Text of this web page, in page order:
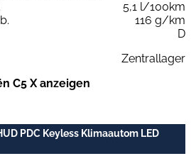
5,1 l/100km
116 g/km
D
Zentrallager
C5 X anzeigen
PDC Keyless Klimaautom LED